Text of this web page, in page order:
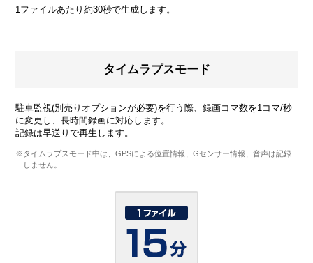
1ファイルあたり約30秒で生成します。
タイムラプスモード
駐車監視(別売りオプションが必要)を行う際、録画コマ数を1コマ/秒
に変更し、長時間録画に対応します。
記録は早送りで再生します。
※タイムラプスモード中は、GPSによる位置情報、Gセンサー情報、音声は記録
しません。